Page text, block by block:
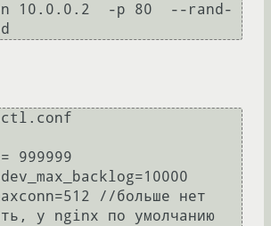
10.0.0.2  -p 80  --rand-
999999
//больше нет
у nginx по умолчанию